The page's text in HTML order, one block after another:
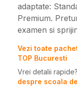
adaptate:
Premium.
examen si
Vezi toate
TOP Bucuresti
Vrei detalii rapide?
despre scoala